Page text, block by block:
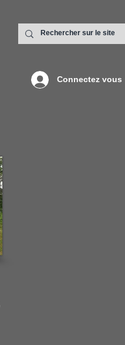
Connectez vous